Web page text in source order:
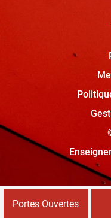
Portes Ouvertes